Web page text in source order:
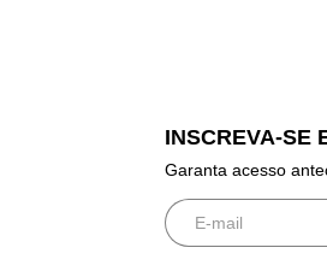
INSCREVA-SE
Garanta acesso